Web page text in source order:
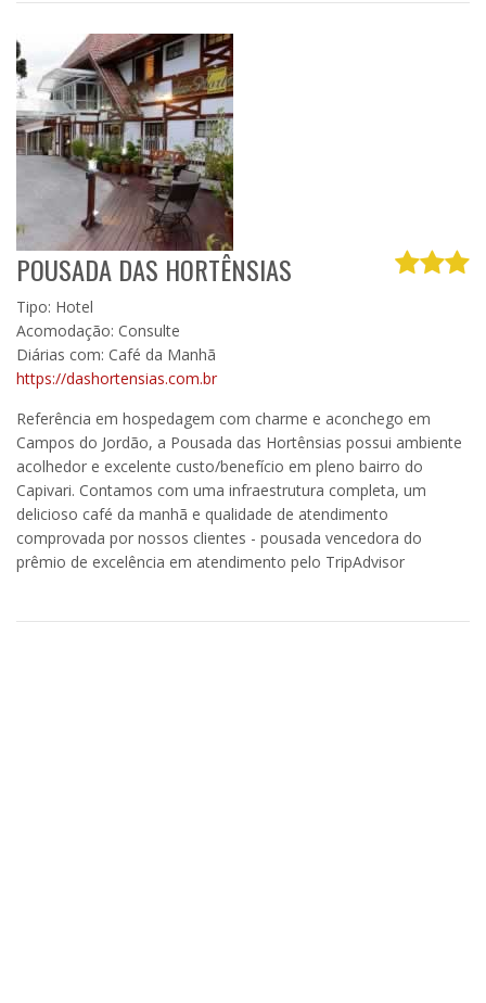
POUSADA DAS HORTÊNSIAS
Tipo: Hotel
Acomodação: Consulte
Diárias com: Café da Manhã
https://dashortensias.com.br
Referência em hospedagem com charme e aconchego em
Campos do Jordão, a Pousada das Hortênsias possui ambiente
acolhedor e excelente custo/benefício em pleno bairro do
Capivari. Contamos com uma infraestrutura completa, um
delicioso café da manhã e qualidade de atendimento
comprovada por nossos clientes - pousada vencedora do
prêmio de excelência em atendimento pelo TripAdvisor